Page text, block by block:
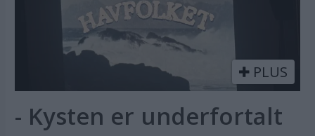
PLUS
- Kysten er underfortalt